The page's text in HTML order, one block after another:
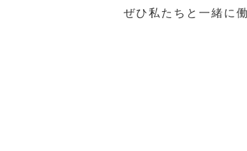
ぜひ私たちと一緒に